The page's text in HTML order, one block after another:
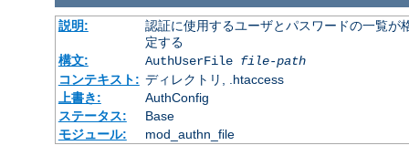
説明:
認証に使用するユーザとパスワードの一覧
定する
構文:
AuthUserFile file-path
コンテキスト: ディレクトリ, .htaccess
上書き:
AuthConfig
ステータス:
Base
モジュール:
mod_authn_file